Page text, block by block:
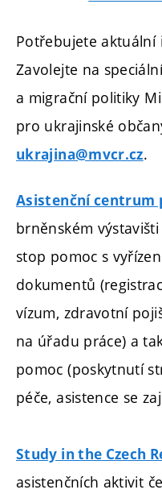
Potřebujete aktuální
Zavolejte na
a migrační politiky
pro ukrajinské
ukrajina@mvcr.cz.
Asistenční centrum
brněnském
stop pomoc s
dokumentů
vízum, zdravotní
na úřadu práce) a
pomoc (poskytnutí
péče, asistence se
Study in the Czech
asistenčních aktivit